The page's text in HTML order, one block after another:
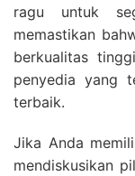
ragu untuk
memastikan
berkualitas
penyedia yang
terbaik.
Jika Anda
mendiskusikan